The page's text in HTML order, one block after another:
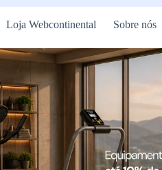
Loja Webcontinental Sobre nós